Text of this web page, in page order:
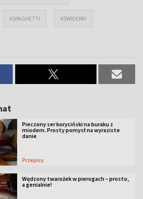
#SPAGHETTI #ŚWIDERKI
Pieczony ser koryciński na buraku z
miodem. Prosty pomysł na wyraziste
danie
Przepisy
Wędzony twarożek w pierogach – prosto,
a genialnie!